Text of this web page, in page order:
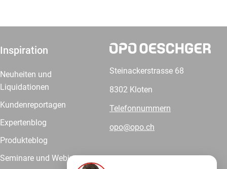
Inspiration
Neuheiten und
Liquidationen
Kundenreportagen
Expertenblog
Produkteblog
Seminare und Webinare
Steinackerstrasse 68
8302 Kloten
Telefonnummern
opo@opo.ch